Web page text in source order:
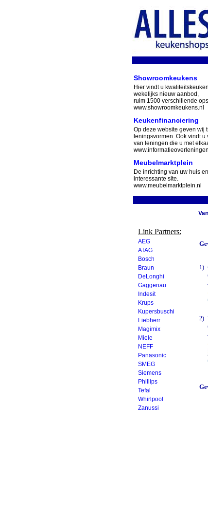
Showroomkeukens
Hier vindt u
wekelijks nieuw aanbod,
ruim 1500 verschillende
www.showroomkeukens.nl
Keukenfinanciering
Op deze website geven wij
leningsvormen. Ook vindt
van leningen die u met
Meubelmarktplein
De inrichting van uw huis
interessante site.
www.meubelmarktplein.nl
Link Partners:
AEG
ATAG
Bosch
Braun
DeLonghi
Gaggenau
Indesit
Krups
Kupersbuschi
Liebherr
Magimix
Miele
NEFF
Panasonic
SMEG
Siemens
Phillips
Tefal
Whirlpool
Zanussi
1)
2)